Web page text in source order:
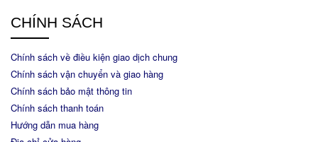
CHÍNH SÁCH
Chính sách về điều kiện giao dịch chung
Chính sách vận chuyển và giao hàng
Chính sách bảo mật thông tin
Chính sách thanh toán
Hướng dẫn mua hàng